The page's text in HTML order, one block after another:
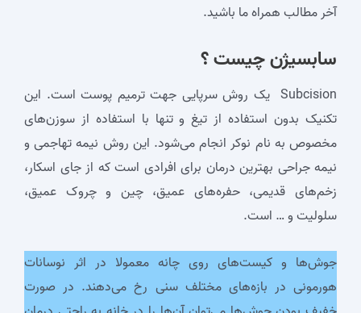
آخر مطالب همراه ما باشید.
سابسیژن چیست؟
Subcision یک روش سرپایی جهت ترمیم پوست است. این
تکنیک بدون استفاده از تیغ و تنها با استفاده از سوزن‌های
مخصوص به نام نوکر انجام می‌شود. این روش نیمه تهاجمی و
نیمه جراحی بهترین درمان برای افرادی است که از جای اسکار،
زخم‌های قدیمی، حفره‌های عمیق، چین و چروک عمیق،
سلولیت و … است.
جوش‌ها و کیست‌های روی چانه معمولا در اثر نوسانات
هورمونی در بازه‌های مختلف سنی رخ می‌دهند. در صورت